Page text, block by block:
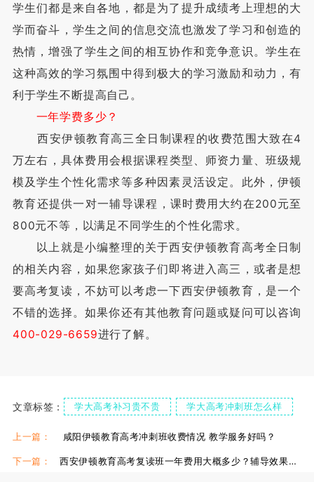
学生们都是来自各地，都是为了提升成绩考上理想的大
学而奋斗，学生之间的信息交流也激发了学习和创造的
热情，增强了学生之间的相互协作和竞争意识。学生在
这种高效的学习氛围中得到极大的学习激励和动力，有
利于学生不断提高自己。
一年学费多少？
‌西安伊顿教育高三全日制课程的收费范围大致在4
万左右‌，具体费用会根据课程类型、师资力量、班级规
模及学生个性化需求等多种因素灵活设定。此外，伊顿
教育还提供一对一辅导课程，课时费用大约在200元至
800元不等，以满足不同学生的个性化需求。‌
以上就是小编整理的关于西安伊顿教育高考全日制
的相关内容，如果您家孩子们即将进入高三，或者是想
要高考复读，不妨可以考虑一下西安伊顿教育，是一个
不错的选择。如果你还有其他教育问题或疑问可以咨询
400-029-6659进行了解。
文章标签： 学大高考补习贵不贵 学大高考冲刺班怎么样
西安学大高考复读班 学大高考复读班贵不贵
上一篇： 咸阳伊顿教育高考冲刺班收费情况 教学服务好吗？
下一篇： 西安伊顿教育高考复读班一年费用大概多少？辅导效果好吗？